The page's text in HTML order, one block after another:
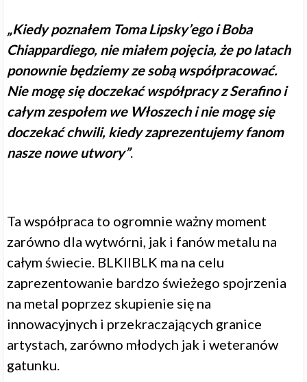
„Kiedy poznałem Toma Lipsky’ego i Boba
Chiappardiego, nie miałem pojęcia, że ​​po latach
ponownie będziemy ze sobą współpracować.
Nie mogę się doczekać współpracy z Serafino i
całym zespołem we Włoszech i nie mogę się
doczekać chwili, kiedy zaprezentujemy fanom
nasze nowe utwory”.
Ta współpraca to ogromnie ważny moment
zarówno dla wytwórni, jak i fanów metalu na
całym świecie. BLKIIBLK ma na celu
zaprezentowanie bardzo świeżego spojrzenia
na metal poprzez skupienie się na
innowacyjnych i przekraczających granice
artystach, zarówno młodych jak i weteranów
gatunku.